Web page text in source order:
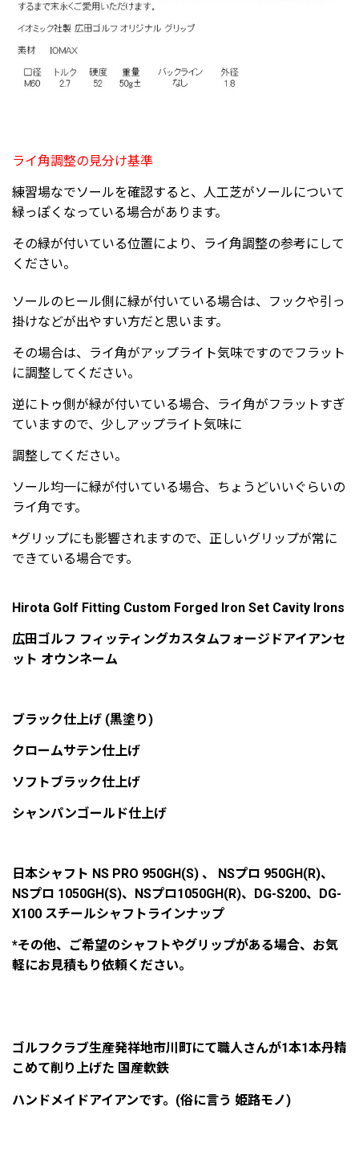
ライ角調整の見分け基準
練習場なでソールを確認すると、人工芝がソールについて
緑っぽくなっている場合があります。
その緑が付いている位置により、ライ角調整の参考にして
ください。
ソールのヒール側に緑が付いている場合は、フックや引っ
掛けなどが出やすい方だと思います。
その場合は、ライ角がアップライト気味ですのでフラット
に調整してください。
逆にトゥ側が緑が付いている場合、ライ角がフラットすぎ
ていますので、少しアップライト気味に
調整してください。
ソール均一に緑が付いている場合、ちょうどいいぐらいの
ライ角です。
*グリップにも影響されますので、正しいグリップが常に
できている場合です。
Hirota Golf Fitting Custom Forged Iron Set Cavity Irons
広田ゴルフ フィッティングカスタムフォージドアイアンセ
ット オウンネーム
ブラック仕上げ (黒塗り)
クロームサテン仕上げ
ソフトブラック仕上げ
シャンパンゴールド仕上げ
日本シャフト NS PRO 950GH(S) 、 NSプロ 950GH(R)、
NSプロ 1050GH(S)、NSプロ1050GH(R)、DG-S200、DG-
X100 スチールシャフトラインナップ
*その他、ご希望のシャフトやグリップがある場合、お気
軽にお見積もり依頼ください。
ゴルフクラブ生産発祥地市川町にて職人さんが1本1本丹精
こめて削り上げた 国産軟鉄
ハンドメイドアイアンです。(俗に言う 姫路モノ)